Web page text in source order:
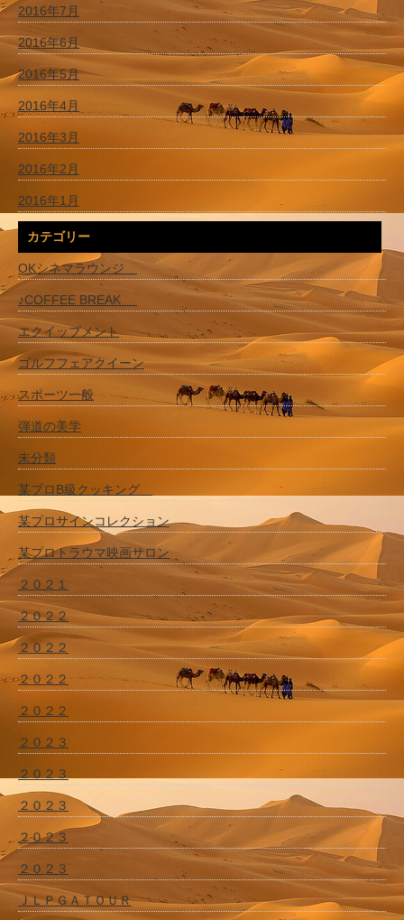
2016年7月
2016年6月
2016年5月
2016年4月
2016年3月
2016年2月
2016年1月
カテゴリー
OKシネマラウンジ
♪COFFEE BREAK
エクイップメント
ゴルフフェアクイーン
スポーツ一般
弾道の美学
未分類
某プロB級クッキング
某プロサインコレクション
某プロトラウマ映画サロン
２０２１
２０２２
２０２２
２０２２
２０２２
２０２３
２０２３
２０２３
２０２３
２０２３
ＪＬＰＧＡＴＯＵＲ